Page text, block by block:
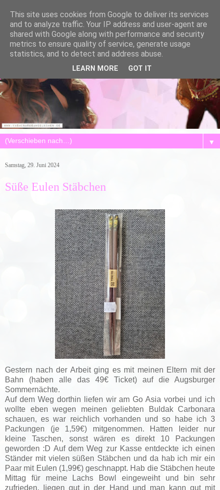
▼
Samstag, 29. Juni 2024
Süße Eulen Stäbchen
Gestern nach der Arbeit ging es mit meinen Eltern mit der
Bahn (haben alle das 49€ Ticket) auf die Augsburger
Sommernächte.
Auf dem Weg dorthin liefen wir am Go Asia vorbei und ich
wollte eben wegen meinen geliebten Buldak Carbonara
schauen, es war reichlich vorhanden und so habe ich 3
Packungen (je 1,59€) mitgenommen. Hatten leider nur
kleine Taschen, sonst wären es direkt 10 Packungen
geworden :D Auf dem Weg zur Kasse entdeckte ich einen
Ständer mit vielen süßen Stäbchen und da hab ich mir ein
Paar mit Eulen (1,99€) geschnappt. Hab die Stäbchen heute
Mittag für meine Lachs Bowl eingeweiht und bin sehr
zufrieden, liegen gut in der Hand und man kann gut mit
This site uses cookies from Google to deliver its services
and to analyze traffic. Your IP address and user-agent are
shared with Google along with performance and security
metrics to ensure quality of service, generate usage
statistics, and to detect and address abuse.
LEARN MORE GOT IT